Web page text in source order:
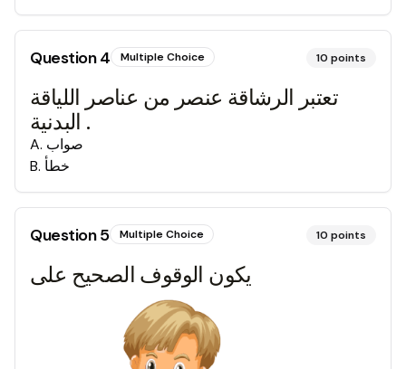
Question4 Multiple Choice 10 points
تعتبر الرشاقة عنصر من عناصر اللياقة
البدنية .
A. صواب
B. خطأ
Question5 Multiple Choice 10 points
يكون الوقوف الصحيح على